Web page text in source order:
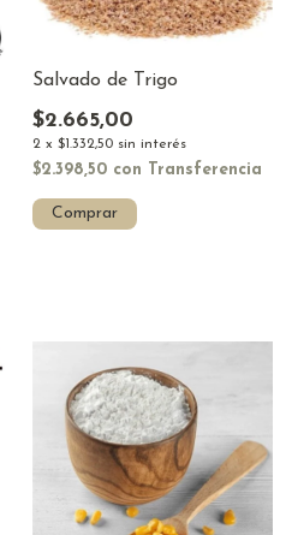
Salvado de Trigo
$2.665,00
2 x $1.332,50 sin interés
$2.398,50 con Transferencia
Comprar